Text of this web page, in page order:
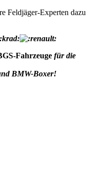
Feldjäger-Experten dazu
Fahrzeuge für die
BMW-Boxer!